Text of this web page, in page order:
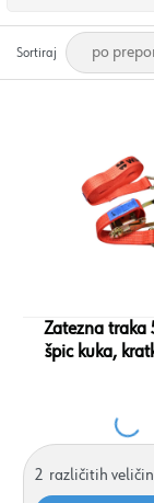
Sortiraj
Zatezna traka
špic kuka,
2 različitih